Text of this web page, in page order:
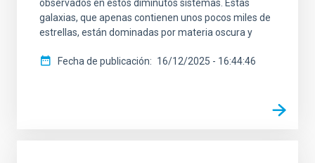
observados en estos diminutos sistemas. Estas
galaxias, que apenas contienen unos pocos miles de
estrellas, están dominadas por materia oscura y
Fecha de publicación 16/12/2025 - 16:44:46